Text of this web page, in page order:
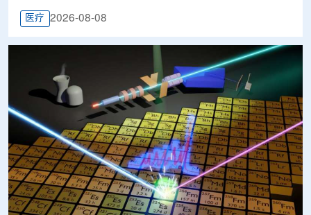
医疗 2026-08-08